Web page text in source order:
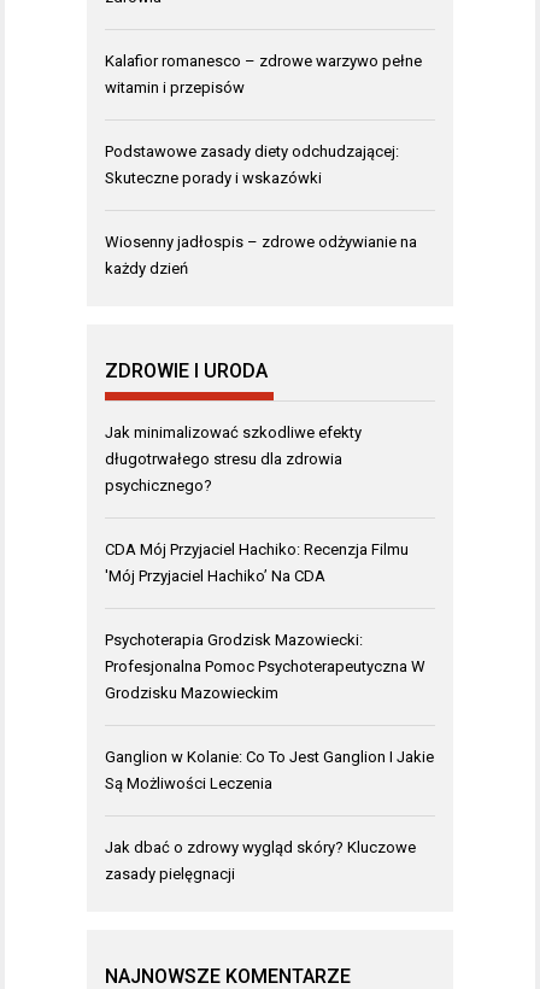
Kalafior romanesco – zdrowe warzywo pełne
witamin i przepisów
Podstawowe zasady diety odchudzającej:
Skuteczne porady i wskazówki
Wiosenny jadłospis – zdrowe odżywianie na
każdy dzień
ZDROWIE I URODA
Jak minimalizować szkodliwe efekty
długotrwałego stresu dla zdrowia
psychicznego?
CDA Mój Przyjaciel Hachiko: Recenzja Filmu
'Mój Przyjaciel Hachiko’ Na CDA
Psychoterapia Grodzisk Mazowiecki:
Profesjonalna Pomoc Psychoterapeutyczna W
Grodzisku Mazowieckim
Ganglion w Kolanie: Co To Jest Ganglion I Jakie
Są Możliwości Leczenia
Jak dbać o zdrowy wygląd skóry? Kluczowe
zasady pielęgnacji
NAJNOWSZE KOMENTARZE